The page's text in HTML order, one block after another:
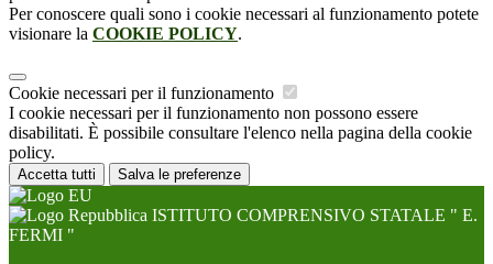
Per conoscere quali sono i cookie necessari al funzionamento potete
visionare la COOKIE POLICY.
Cookie necessari per il funzionamento
I cookie necessari per il funzionamento non possono essere
disabilitati. È possibile consultare l'elenco nella pagina della cookie
policy.
Accetta tutti Salva le preferenze
ISTITUTO COMPRENSIVO STATALE " E.
FERMI "